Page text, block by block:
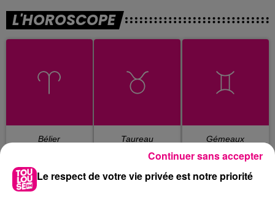
L'HOROSCOPE
Bélier Taureau Gémeaux
Le respect de votre vie privée est notre priorité
Continuer sans accepter